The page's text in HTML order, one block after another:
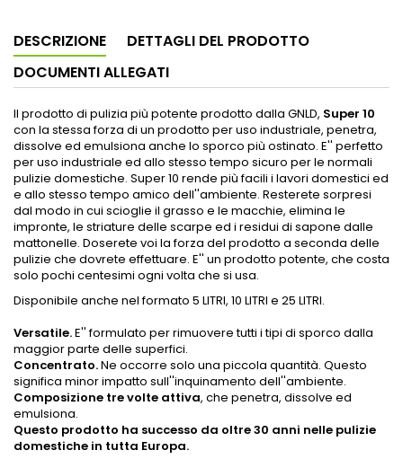
DESCRIZIONE
DETTAGLI DEL PRODOTTO
DOCUMENTI ALLEGATI
Il prodotto di pulizia più potente prodotto dalla GNLD, Super 10
con la stessa forza di un prodotto per uso industriale, penetra,
dissolve ed emulsiona anche lo sporco più ostinato. E'' perfetto
per uso industriale ed allo stesso tempo sicuro per le normali
pulizie domestiche. Super 10 rende più facili i lavori domestici ed
e allo stesso tempo amico dell''ambiente. Resterete sorpresi
dal modo in cui scioglie il grasso e le macchie, elimina le
impronte, le striature delle scarpe ed i residui di sapone dalle
mattonelle. Doserete voi la forza del prodotto a seconda delle
pulizie che dovrete effettuare. E'' un prodotto potente, che costa
solo pochi centesimi ogni volta che si usa.
Disponibile anche nel formato 5 LITRI, 10 LITRI e 25 LITRI.
Versatile.E'' formulato per rimuovere tutti i tipi di sporco dalla
maggior parte delle superfici.
Concentrato.Ne occorre solo una piccola quantità. Questo
significa minor impatto sull''inquinamento dell''ambiente.
Composizione tre volte attiva, che penetra, dissolve ed
emulsiona.
Questo prodotto ha successo da oltre 30 anni nelle pulizie
domestiche in tutta Europa.